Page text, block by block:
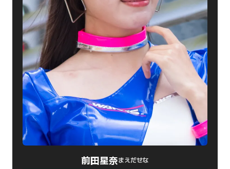
前田星奈まえだせな